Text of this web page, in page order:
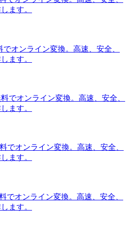
ます。
オンライン変換。高速、安全、
ます。
でオンライン変換。高速、安全、
ます。
でオンライン変換。高速、安全、
ます。
でオンライン変換。高速、安全、
ます。